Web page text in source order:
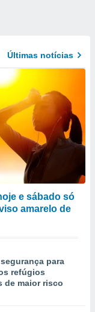
Últimas notícias
e sábado só
amarelo de
para
refúgios
de maior risco